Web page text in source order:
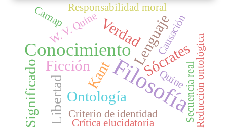
Filosofía
Conocimiento
Ontología
Kant Sócrates
Verdad
Ficción
Significado
Lenguaje
Libertad Reducción ontológica
W. V. Quine
Responsabilidad moral
Criterio de identidad Secuencia real
Causación
Carnap
Quine
Crítica elucidatoria